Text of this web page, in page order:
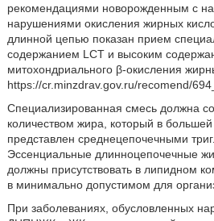
рекомендациями новорожденным с
нарушениями окисления жирных
длинной цепью показан прием
содержанием LCT и высоким
митохондриального β-окисления
https://cr.minzdrav.gov.ru/recomend/
Специализированная смесь должна
количеством жира, который в
представлен среднецепочечными
Эссенциальные длинноцепочечные
должны присутствовать в липидном
в минимально допустимом для
При заболеваниях, обусловленных